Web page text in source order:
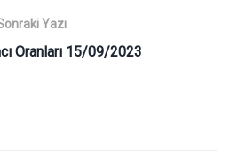
Yazı
Oranları 15/09/2023